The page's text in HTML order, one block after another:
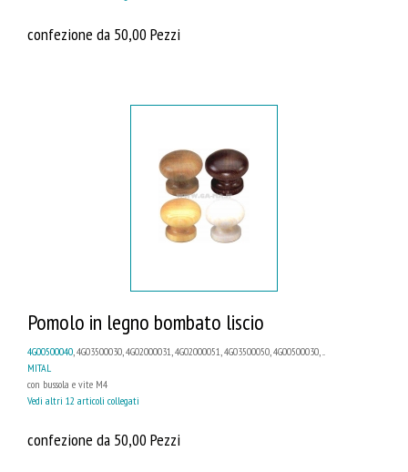
confezione da 50,00 Pezzi
Pomolo in legno bombato liscio
4G00500040 , 4G03500030, 4G02000031, 4G02000051, 4G03500050, 4G00500030, ...
MITAL
con bussola e vite M4
Vedi altri 12 articoli collegati
confezione da 50,00 Pezzi